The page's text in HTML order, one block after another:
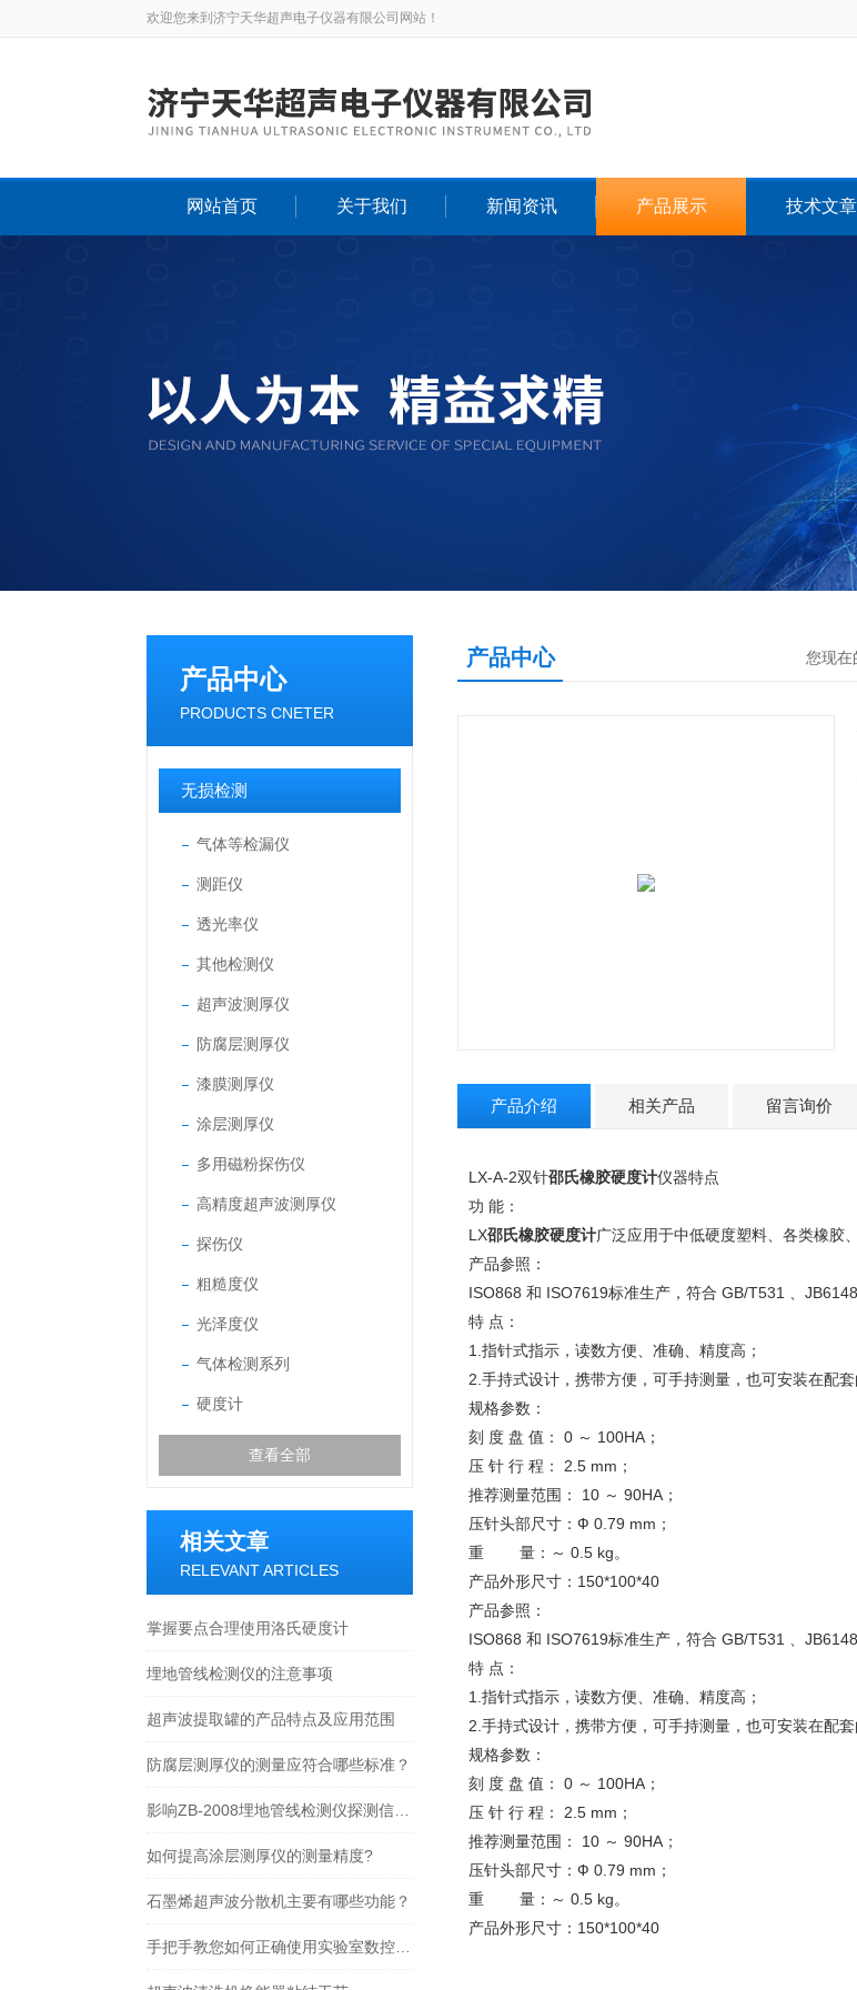
欢迎您来到济宁天华超声电子仪器有限公司网站！
网站首页 关于我们 新闻资讯 产品展示 技术文章
产品中心
PRODUCTS CNETER
无损检测
气体等检漏仪
测距仪
透光率仪
其他检测仪
超声波测厚仪
防腐层测厚仪
漆膜测厚仪
涂层测厚仪
多用磁粉探伤仪
高精度超声波测厚仪
探伤仪
粗糙度仪
光泽度仪
气体检测系列
硬度计
查看全部
相关文章
RELEVANT ARTICLES
掌握要点合理使用洛氏硬度计
埋地管线检测仪的注意事项
超声波提取罐的产品特点及应用范围
防腐层测厚仪的测量应符合哪些标准？
如何提高涂层测厚仪的测量精度?
石墨烯超声波分散机主要有哪些功能？
产品中心 您现在
产品介绍 相关产品 留言询价
LX-A-2双针邵氏橡胶硬度计仪器特点
功 能：
LX邵氏橡胶硬度计广泛应用于中低硬度塑料、各类橡胶
产品参照：
ISO868 和 ISO7619标准生产，符合 GB/T531 、
特 点：
1.指针式指示，读数方便、准确、精度高；
2.手持式设计，携带方便，可手持测量，也可安装在配套
规格参数：
刻 度 盘 值： 0 ～ 100HA；
压 针 行 程： 2.5 mm；
推荐测量范围： 10 ～ 90HA；
压针头部尺寸：Ф 0.79 mm；
重 量：～ 0.5 kg。
产品外形尺寸：150*100*40
产品参照：
ISO868 和 ISO7619标准生产，符合 GB/T531 、
特 点：
1.指针式指示，读数方便、准确、精度高；
2.手持式设计，携带方便，可手持测量，也可安装在配套
规格参数：
刻 度 盘 值： 0 ～ 100HA；
压 针 行 程： 2.5 mm；
推荐测量范围： 10 ～ 90HA；
压针头部尺寸：Ф 0.79 mm；
重 量：～ 0.5 kg。
产品外形尺寸：150*100*40